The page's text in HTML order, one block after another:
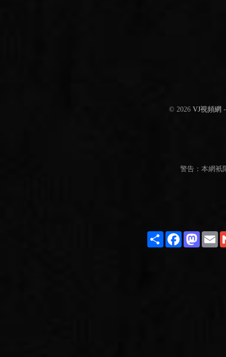
© 2026 VJ視頻網
警告：本網衹
ShareFacebook